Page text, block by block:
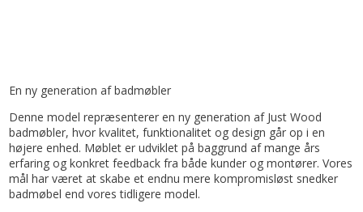
En ny generation af badmøbler
Denne model repræsenterer en ny generation af Just Wood
badmøbler, hvor kvalitet, funktionalitet og design går op i en
højere enhed. Møblet er udviklet på baggrund af mange års
erfaring og konkret feedback fra både kunder og montører. Vores
mål har været at skabe et endnu mere kompromisløst snedker
badmøbel end vores tidligere model.